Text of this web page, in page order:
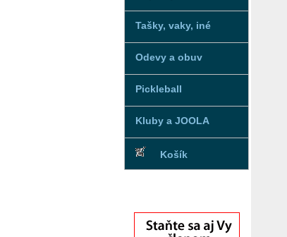
Tašky, vaky, iné
Odevy a obuv
Pickleball
Kluby a JOOLA
Košík